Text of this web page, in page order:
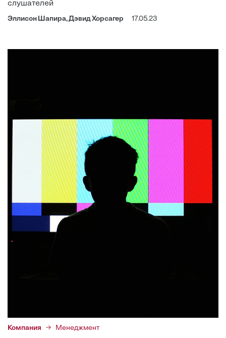
слушателей
Эллисон Шапира, Дэвид Хорсагер 17.05.23
Компания Менеджмент